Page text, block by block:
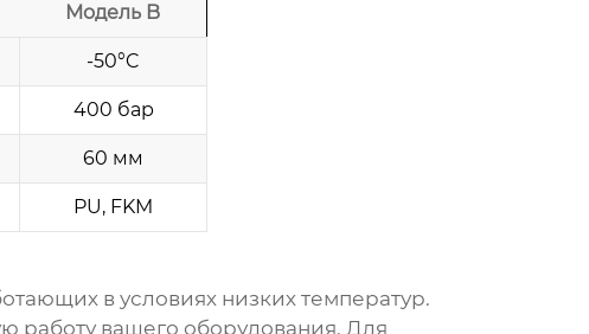
Модель B
-50°C
400 бар
60 мм
PU, FKM
в условиях низких температур.
работу вашего оборудования. Для